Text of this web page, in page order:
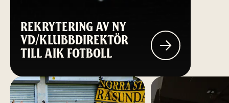
REKRYTERING AV NY
VD/KLUBBDIREKTÖR
TILL AIK FOTBOLL